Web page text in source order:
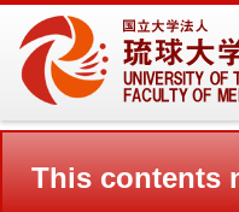
This contents